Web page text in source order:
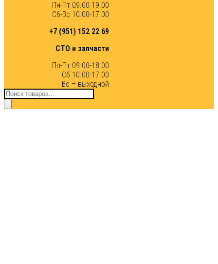
Пн-Пт 09.00-19.00
Сб-Вс 10.00-17.00
+7 (951) 152 22 69
СТО и запчасти
Пн-Пт 09.00-18.00
Сб 10.00-17.00
Вс – выходной
Поиск
товаров